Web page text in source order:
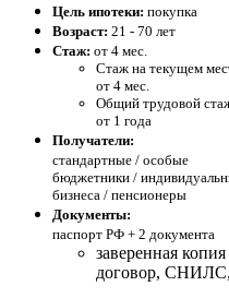
Цель ипотеки: покупка
Возраст: 21 - 70 лет
Стаж: от 4 мес.
Стаж на текущем
от 4 мес.
Общий трудовой
от 1 года
Получатели:
стандартные / особые
бюджетники /
бизнеса / пенсионеры
Документы:
паспорт РФ + 2 документа
заверенная
договор,